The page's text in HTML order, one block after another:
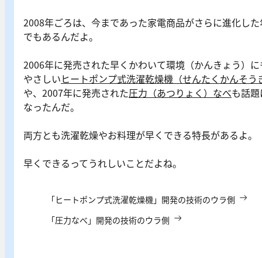
2008年ごろは、今まであった家電商品がさらに進化し
でもあるんだよ。
2006年に発売された早くかわいて環境（かんきょう）
やさしいヒートポンプ式洗濯乾燥機（せんたくかんそう
や、2007年に発売された圧力（あつりょく）なべも話
なったんだ。
両方とも洗濯乾燥やお料理が早くできる特長があるよ。
早くできるってうれしいことだよね。
「ヒートポンプ式洗濯乾燥機」開発の技術のウラ側
「圧力なべ」開発の技術のウラ側